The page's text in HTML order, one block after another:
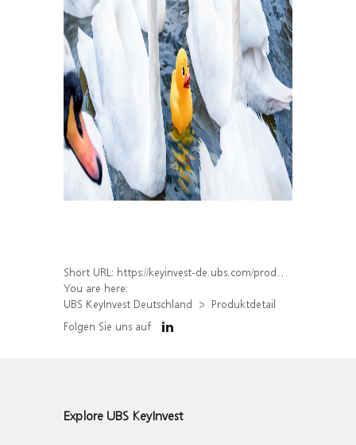
Short URL: https://keyinvest-de.ubs.com/produkt/detail/index/isin/DE000WA8PST4
You are here:
UBS KeyInvest Deutschland
Produktdetail
Folgen Sie uns auf
Explore UBS KeyInvest